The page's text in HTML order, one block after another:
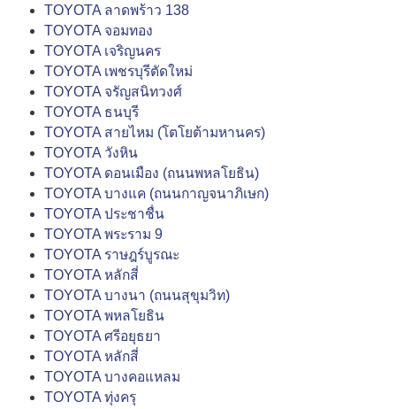
TOYOTA ลาดพร้าว 138
TOYOTA จอมทอง
TOYOTA เจริญนคร
TOYOTA เพชรบุรีตัดใหม่
TOYOTA จรัญสนิทวงศ์
TOYOTA ธนบุรี
TOYOTA สายไหม (โตโยต้ามหานคร)
TOYOTA วังหิน
TOYOTA ดอนเมือง (ถนนพหลโยธิน)
TOYOTA บางแค (ถนนกาญจนาภิเษก)
TOYOTA ประชาชื่น
TOYOTA พระราม 9
TOYOTA ราษฎร์บูรณะ
TOYOTA หลักสี่
TOYOTA บางนา (ถนนสุขุมวิท)
TOYOTA พหลโยธิน
TOYOTA ศรีอยุธยา
TOYOTA หลักสี่
TOYOTA บางคอแหลม
TOYOTA ทุ่งครุ